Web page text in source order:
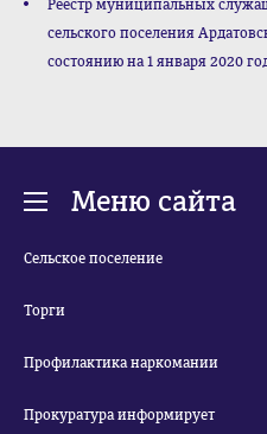
Реестр муниципальных
сельского поселения
состоянию на 1 января 2020
Меню сайта
Сельское поселение
Торги
Профилактика наркомании
Прокуратура информирует